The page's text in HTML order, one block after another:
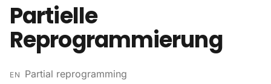
Partielle
Reprogrammierung
EN Partial reprogramming